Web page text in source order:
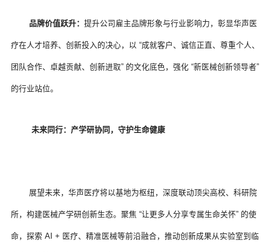
品牌价值跃升： 提升公司雇主品牌形象与行业影响力，彰显华声医
疗在人才培养、创新投入的决心，以 “成就客户、诚信正直、尊重个人、
团队合作、卓越贡献、创新进取” 的文化底色，强化 “新医械创新领导者”
的行业站位。
未来同行：产学研协同，守护生命健康
所，构建医械产学研创新生态。聚焦 “让更多人分享专属生命关怀” 的使
命，探索 AI + 医疗、精准医械等前沿融合，推动创新成果从实验室到临